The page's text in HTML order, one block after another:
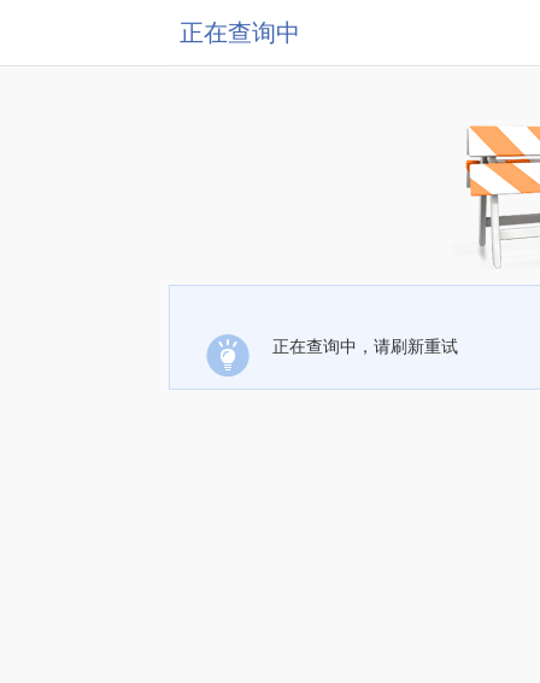
正在查询中
正在查询中，请刷新重试